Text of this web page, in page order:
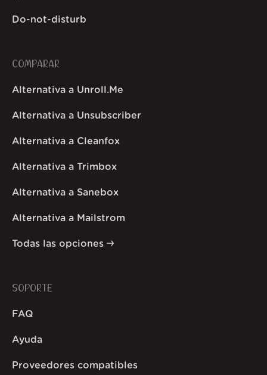
Do-not-disturb
COMPARAR
Alternativa a Unroll.Me
Alternativa a Unsubscriber
Alternativa a Cleanfox
Alternativa a Trimbox
Alternativa a Sanebox
Alternativa a Mailstrom
Todas las opciones
SOPORTE
FAQ
Ayuda
Proveedores compatibles